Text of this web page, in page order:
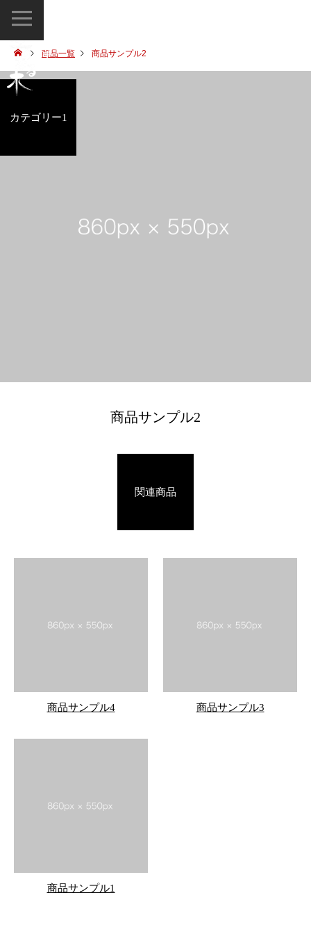
Hoshi no naruki
青山星のなる木
天空の庭星のなる木
商品一覧 商品サンプル2
カテゴリー1
商品サンプル2
関連商品
商品サンプル4 商品サンプル3
商品サンプル1